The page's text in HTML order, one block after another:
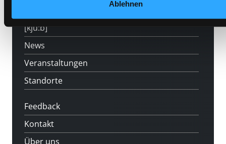
Ablehnen
[kju:b]
News
Veranstaltungen
Standorte
Feedback
Kontakt
Über uns